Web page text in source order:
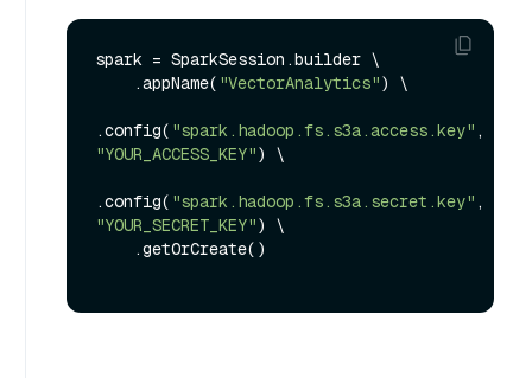
spark = SparkSession.builder \
    .appName(
"VectorAnalytics") \
.config( "spark.hadoop.fs.s3a.access.key"
"YOUR_ACCESS_KEY") \
.config( "spark.hadoop.fs.s3a.secret.key"
"YOUR_SECRET_KEY") \